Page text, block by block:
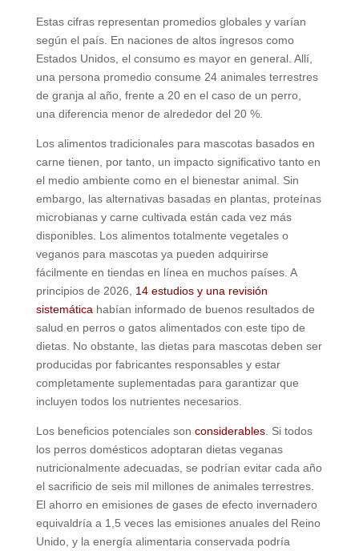
Estas cifras representan promedios globales y varían
según el país. En naciones de altos ingresos como
Estados Unidos, el consumo es mayor en general. Allí,
una persona promedio consume 24 animales terrestres
de granja al año, frente a 20 en el caso de un perro,
una diferencia menor de alrededor del 20 %.
Los alimentos tradicionales para mascotas basados en
carne tienen, por tanto, un impacto significativo tanto en
el medio ambiente como en el bienestar animal. Sin
embargo, las alternativas basadas en plantas, proteínas
microbianas y carne cultivada están cada vez más
disponibles. Los alimentos totalmente vegetales o
veganos para mascotas ya pueden adquirirse
fácilmente en tiendas en línea en muchos países. A
principios de 2026, 14 estudios y una revisión
sistemáticahabían informado de buenos resultados de
salud en perros o gatos alimentados con este tipo de
dietas. No obstante, las dietas para mascotas deben ser
producidas por fabricantes responsables y estar
completamente suplementadas para garantizar que
incluyen todos los nutrientes necesarios.
Los beneficios potenciales son considerables. Si todos
los perros domésticos adoptaran dietas veganas
nutricionalmente adecuadas, se podrían evitar cada año
el sacrificio de seis mil millones de animales terrestres.
El ahorro en emisiones de gases de efecto invernadero
equivaldría a 1,5 veces las emisiones anuales del Reino
Unido, y la energía alimentaria conservada podría